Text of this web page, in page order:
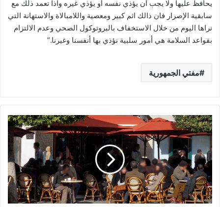
يحافظ عليها ولا يجب أن يؤذي نفسه أو يؤذي غيره واذا تعمد ذلك مع
سابقية الإصرار فان ذالك اثم كبير ومعصية واللامبالاة والاستهانة التي
نراها اليوم من خلال الاستخفاف بالبروتوكول الصحي وعدم الالتزام
بقواعد السلامة هي أمور سلبية نؤذي بها أنفسنا وغيرنا.”
مفتي الجمهورية
عاجل/
قرارات
تهم
المقاهي
المطاعم